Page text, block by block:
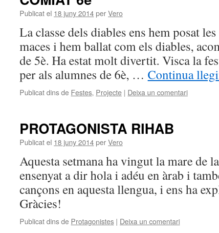
Publicat el 18 juny 2014perVero
La classe dels diables ens hem posat
maces i hem ballat com els diables,
de 5è. Ha estat molt divertit. Visca la
per als alumnes de 6è, … Continua
Publicat dins de Festes, Projecte | Deixa un comentari
PROTAGONISTA RIHAB
Publicat el 18 juny 2014perVero
Aquesta setmana ha vingut la mare de
ensenyat a dir hola i adéu en àrab i
cançons en aquesta llengua, i ens ha
Gràcies!
Publicat dins de Protagonistes | Deixa un comentari